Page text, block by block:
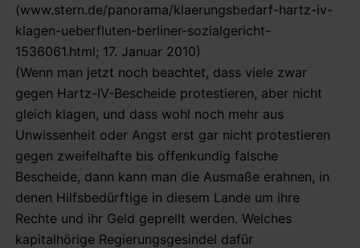
(www.stern.de/panorama/klaerungsbedarf-hartz-iv-
klagen-ueberfluten-berliner-sozialgericht-
1536061.html; 17. Januar 2010)
(Wenn man jetzt noch beachtet, dass viele zwar
gegen Hartz-IV-Bescheide protestieren, aber nicht
gleich klagen, und dass wohl noch mehr aus
Unwissenheit oder Angst erst gar nicht protestieren
gegen zweifelhafte bis offenkundig falsche
Bescheide, dann kann man die Ausmaße erahnen, in
denen Hilfsbedürftige in diesem Lande um ihre
Rechte und ihr Geld geprellt werden. Welches
kapitalhörige Regierungsgesindel dafür